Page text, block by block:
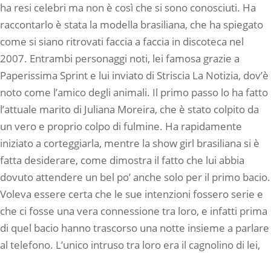
ha resi celebri ma non è così che si sono conosciuti. Ha
raccontarlo è stata la modella brasiliana, che ha spiegato
come si siano ritrovati faccia a faccia in discoteca nel
2007. Entrambi personaggi noti, lei famosa grazie a
Paperissima Sprint e lui inviato di Striscia La Notizia, dov’è
noto come l’amico degli animali. Il primo passo lo ha fatto
l’attuale marito di Juliana Moreira, che è stato colpito da
un vero e proprio colpo di fulmine. Ha rapidamente
iniziato a corteggiarla, mentre la show girl brasiliana si è
fatta desiderare, come dimostra il fatto che lui abbia
dovuto attendere un bel po’ anche solo per il primo bacio.
Voleva essere certa che le sue intenzioni fossero serie e
che ci fosse una vera connessione tra loro, e infatti prima
di quel bacio hanno trascorso una notte insieme a parlare
al telefono. L’unico intruso tra loro era il cagnolino di lei,